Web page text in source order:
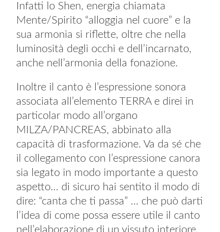
Infatti lo Shen, energia chiamata
Mente/Spirito “alloggia nel cuore” e la
sua armonia si riflette, oltre che nella
luminosità degli occhi e dell’incarnato,
anche nell’armonia della fonazione.
Inoltre il canto è l’espressione sonora
associata all’elemento TERRA e direi in
particolar modo all’organo
MILZA/PANCREAS, abbinato alla
capacità di trasformazione. Va da sé che
il collegamento con l’espressione canora
sia legato in modo importante a questo
aspetto… di sicuro hai sentito il modo di
dire: “canta che ti passa” … che può darti
l’idea di come possa essere utile il canto
nell’elaborazione di un vissuto interiore.